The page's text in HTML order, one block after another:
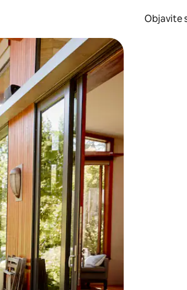
Objavite
istražujte dodirom ili prevlačenjem.